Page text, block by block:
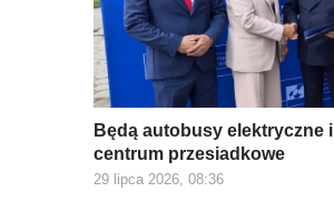
Będą autobusy elektryczne i
centrum przesiadkowe
29 lipca 2026, 08:36